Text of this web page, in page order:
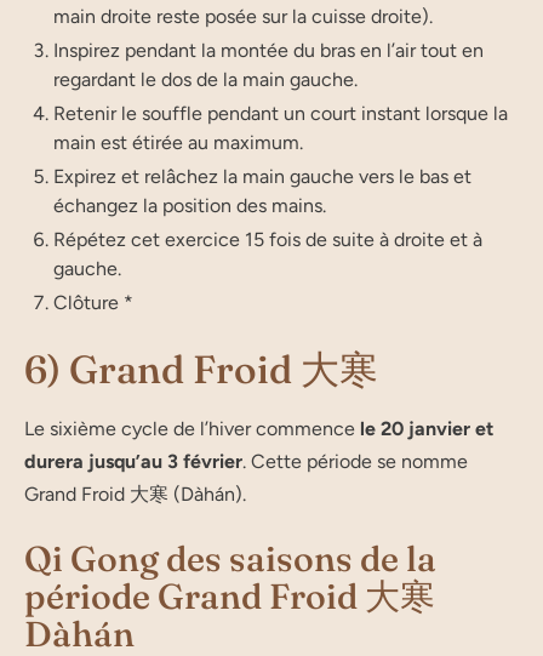
main droite reste posée sur la cuisse droite).
Ins­pi­rez pen­dant la mon­tée du bras en l’air tout en
regar­dant le dos de la main gauche.
Rete­nir le souffle pen­dant un court ins­tant lorsque la
main est éti­rée au maximum.
Expi­rez et relâ­chez la main gauche vers le bas et
échan­gez la posi­tion des mains.
Répé­tez cet exer­cice 15 fois de suite à droite et à
gauche.
Clô­tu­re *
6) Grand Froid 大寒
Le sixième cycle de l’hi­ver com­mence le 20 jan­vier et
dure­ra jus­qu’au 3 février. Cette période se nomme
Grand Froid 大寒 (Dàhán).
Qi Gong des saisons de la
période Grand Froid 大寒
Dàhán